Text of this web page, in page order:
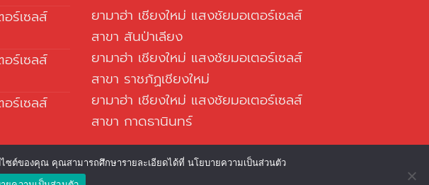
ร์เซลส์
ร์เซลส์
ร์เซลส์
ยามาฮ่า เชียงใหม่ แสงชัยมอเตอร์เซลส์
สาขา สันป่าเลียง
ยามาฮ่า เชียงใหม่ แสงชัยมอเตอร์เซลส์
สาขา ราชภัฏเชียงใหม่
ยามาฮ่า เชียงใหม่ แสงชัยมอเตอร์เซลส์
สาขา กาดธานินทร์
ซต์ของคุณ คุณสามารถศึกษารายละเอียดได้ที่ นโยบายความเป็นส่วนตัว